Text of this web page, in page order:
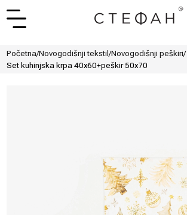
Početna/Novogodišnji tekstil/Novogodišnji peškiri/
Set kuhinjska krpa 40x60+peškir 50x70